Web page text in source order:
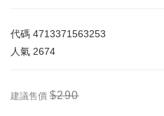
代碼 4713371563253
人氣 2674
建議售價 $290